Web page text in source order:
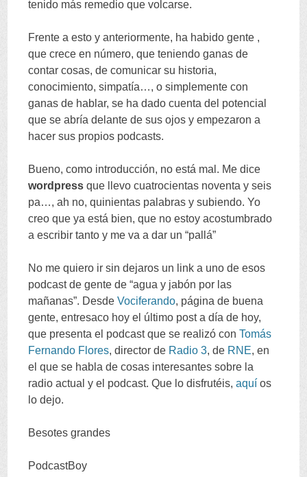
tenido más remedio que volcarse.
Frente a esto y anteriormente, ha habido gente ,
que crece en número,que teniendo ganas de
contar cosas,de comunicar su historia,
conocimiento,simpatía…,o simplemente con
ganas de hablar,se ha dado cuenta del potencial
que se abría delante de sus ojos y empezaron a
hacer sus propios podcasts.
Bueno,como introducción, no está mal . Me dice
wordpress que llevo cuatrocientas noventa y seis
pa…,ah no,quinientas palabras y subiendo.Yo
creo que ya está bien,que no estoy acostumbrado
a escribir tanto y me va a dar un “pallá”
No me quiero ir sin dejaros un link a uno de esos
podcast de gente de “agua y jabón por las
mañanas”. Desde Vociferando, página de buena
gente,entresaco hoy el último post a día de hoy,
que presenta el podcast que se realizó con Tomás
Fernando Flores,director de Radio 3,de RNE,en
el que se habla de cosas interesantes sobre la
radio actual y el podcast.Que lo disfrutéis,aquí os
lo dejo.
Besotes grandes
PodcastBoy